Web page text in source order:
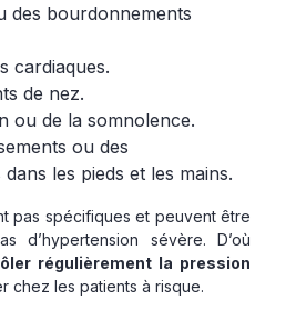
des bourdonnements
cardiaques.
de nez.
ou de la somnolence.
ou des
les pieds et les mains.
pas spécifiques et peuvent être
d’hypertension sévère. D’où
régulièrement la pression
chez les patients à risque.